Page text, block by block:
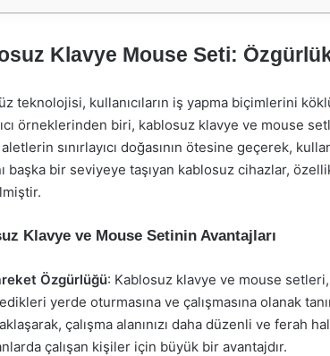
Klavye Mouse Seti:
teknolojisi, kullanıcıların iş yapma biçimlerini
örneklerinden biri, kablosuz klavye ve mouse
sınırlayıcı doğasının ötesine geçerek,
başka bir seviyeye taşıyan kablosuz cihazlar,
Klavye ve Mouse Setinin Avantajları
Özgürlüğü: Kablosuz klavye ve mouse setleri,
yerde oturmasına ve çalışmasına olanak
çalışma alanınızı daha düzenli ve ferah
çalışan kişiler için büyük bir avantajdır.